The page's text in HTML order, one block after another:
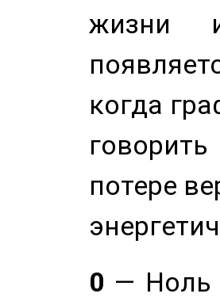
жизни
когда
потере
0 — Ноль